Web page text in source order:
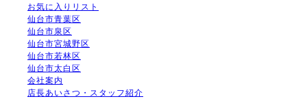
お気に入りリスト
仙台市青葉区
仙台市泉区
仙台市宮城野区
仙台市若林区
仙台市太白区
会社案内
店長あいさつ・スタッフ紹介